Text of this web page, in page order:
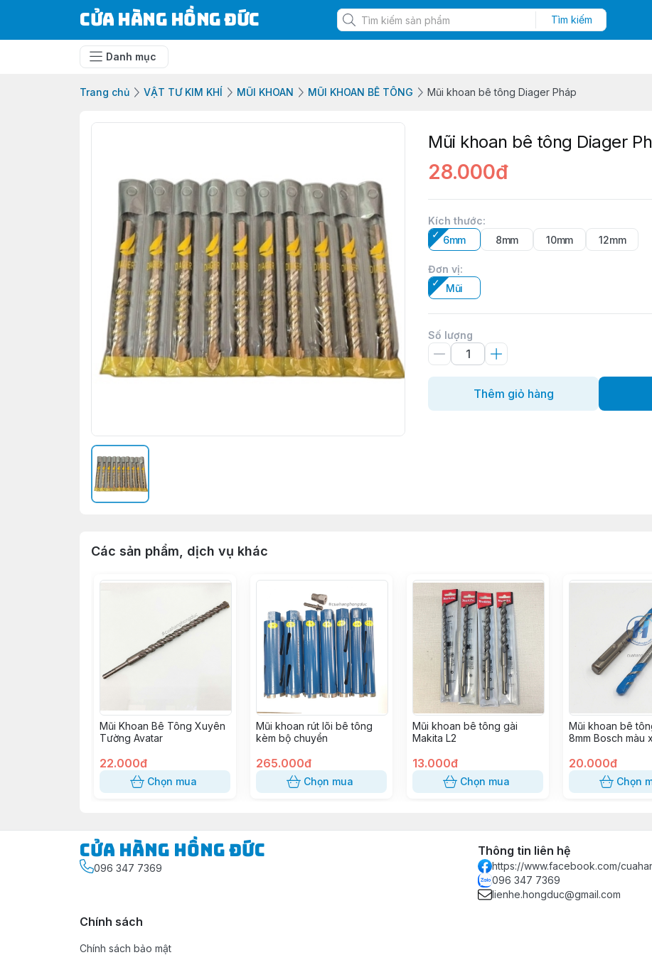
Cửa Hàng Hồng Đức Tìm kiếm
Danh mục
Trang chủ VẬT TƯ KIM KHÍ MŨI KHOAN MŨI KHOAN BÊ TÔNG Mũi khoan bê tông Diager Pháp
Mũi khoan bê tông Diager
28.000đ
Kích thước:
6mm
8mm 10mm 12mm
Đơn vị:
Mũi
Số lượng
Thêm giỏ hàng
Các sản phẩm, dịch vụ khác
Mũi Khoan Bê Tông Xuyên
Tường Avatar
22.000đ
Chọn mua
Mũi khoan rút lõi bê tông
kèm bộ chuyển
265.000đ
Chọn mua
Mũi khoan bê tông gài
Makita L2
13.000đ
Chọn mua
Mũi khoan bê
8mm Bosch màu
20.000đ
Chọn
Cửa Hàng Hồng Đức
096 347 7369
Thông tin liên hệ
https://www.facebook.com/
096 347 7369
lienhe.hongduc@gmail.com
Chính sách
Chính sách bảo mật